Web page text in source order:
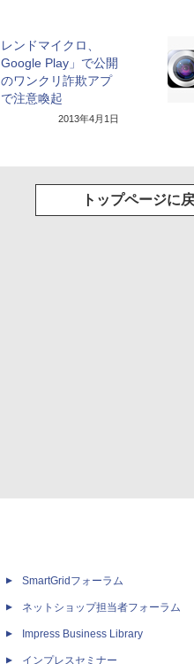
レンドマイクロ、
Google Play」で公開
ワンクリ詐欺アプ
で注意喚起
2013年4月1日
トップページに
SmartGridフォーラム
ネットショップ担当者フォーラム
Impress Business Library
インプレスセミナー